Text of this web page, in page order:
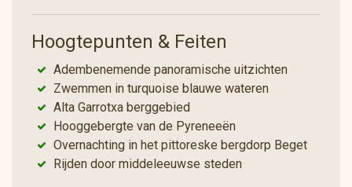
Hoogtepunten & Feiten
Adembenemende panoramische uitzichten
Zwemmen in turquoise blauwe wateren
Alta Garrotxa berggebied
Hooggebergte van de Pyreneeën
Overnachting in het pittoreske bergdorp Beget
Rijden door middeleeuwse steden